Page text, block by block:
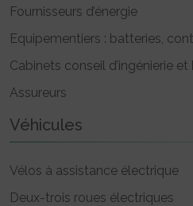
Fournisseurs d’énergie
Equipementiers : batteries,
Cabinets conseil d’ingénierie et
Assureurs
Véhicules
Vélos à assistance électrique
Deux-trois roues électriques